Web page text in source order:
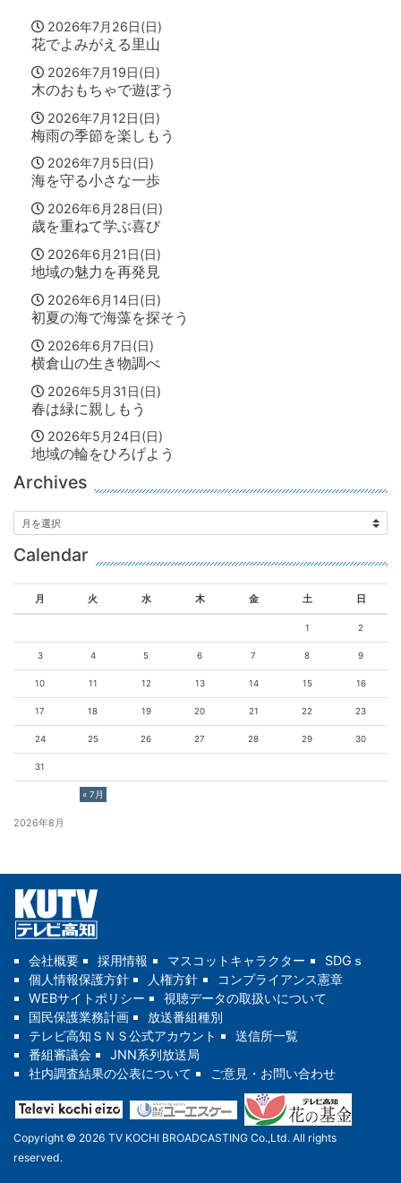
2026年7月26日(日)
花でよみがえる里山
2026年7月19日(日)
木のおもちゃで遊ぼう
2026年7月12日(日)
梅雨の季節を楽しもう
2026年7月5日(日)
海を守る小さな一歩
2026年6月28日(日)
歳を重ねて学ぶ喜び
2026年6月21日(日)
地域の魅力を再発見
2026年6月14日(日)
初夏の海で海藻を探そう
2026年6月7日(日)
横倉山の生き物調べ
2026年5月31日(日)
春は緑に親しもう
2026年5月24日(日)
地域の輪をひろげよう
Archives
Calendar
2026年8月
月 火 水 木 金 土 日
« 7月
1 2
3 4 5 6 7 8 9
10 11 12 13 14 15 16
17 18 19 20 21 22 23
24 25 26 27 28 29 30
31
会社概要 採用情報 マスコットキャラクター
SDGｓ
個人情報保護方針
人権方針
コンプライアンス憲章
WEBサイトポリシー
視聴データの取扱いについて
国民保護業務計画
放送番組種別
テレビ高知ＳＮＳ公式アカウント
送信所一覧
番組審議会
JNN系列放送局
社内調査結果の公表について
ご意見・お問い合わせ
Copyright © 2026 TV KOCHI BROADCASTING Co.,Ltd. All rights
reserved.